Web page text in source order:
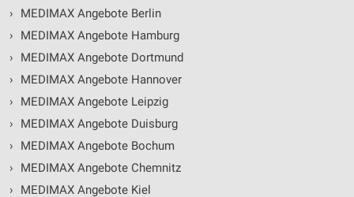
›
MEDIMAX Angebote Berlin
›
MEDIMAX Angebote Hamburg
›
MEDIMAX Angebote Dortmund
›
MEDIMAX Angebote Hannover
›
MEDIMAX Angebote Leipzig
›
MEDIMAX Angebote Duisburg
›
MEDIMAX Angebote Bochum
›
MEDIMAX Angebote Chemnitz
›
MEDIMAX Angebote Kiel